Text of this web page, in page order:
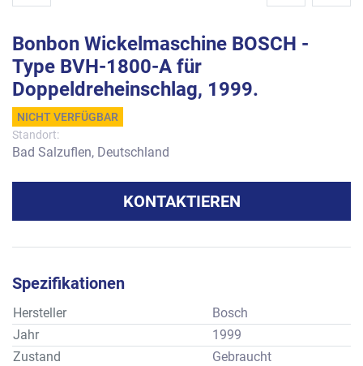
Bonbon Wickelmaschine BOSCH -
Type BVH-1800-A für
Doppeldreheinschlag, 1999.
NICHT VERFÜGBAR
Standort:
Bad Salzuflen, Deutschland
KONTAKTIEREN
Spezifikationen
Hersteller
Bosch
Jahr
1999
Zustand
Gebraucht